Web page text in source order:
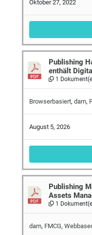
Oktober 27, 2022
Publishing
enthält
1
Browserbasiert, dam,
August 5, 2026
Publishing
Assets
1
dam, FMCG,